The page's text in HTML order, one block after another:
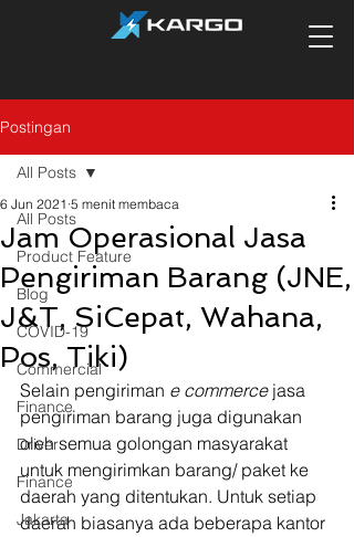
Postingan
All Posts
Product Feature
Blog
COVID-19
Commercial
Finance
Driver
Finance
Jakarta
All Posts
Jam Operasional Jasa
Pengiriman Barang (JNE,
J&T, SiCepat, Wahana,
Pos, Tiki)
6 Jun 2021 5 menit membaca
Selain pengiriman e commerce jasa
pengiriman barang juga digunakan
oleh semua golongan masyarakat
untuk mengirimkan barang/ paket ke
daerah yang ditentukan. Untuk setiap
daerah biasanya ada beberapa kantor